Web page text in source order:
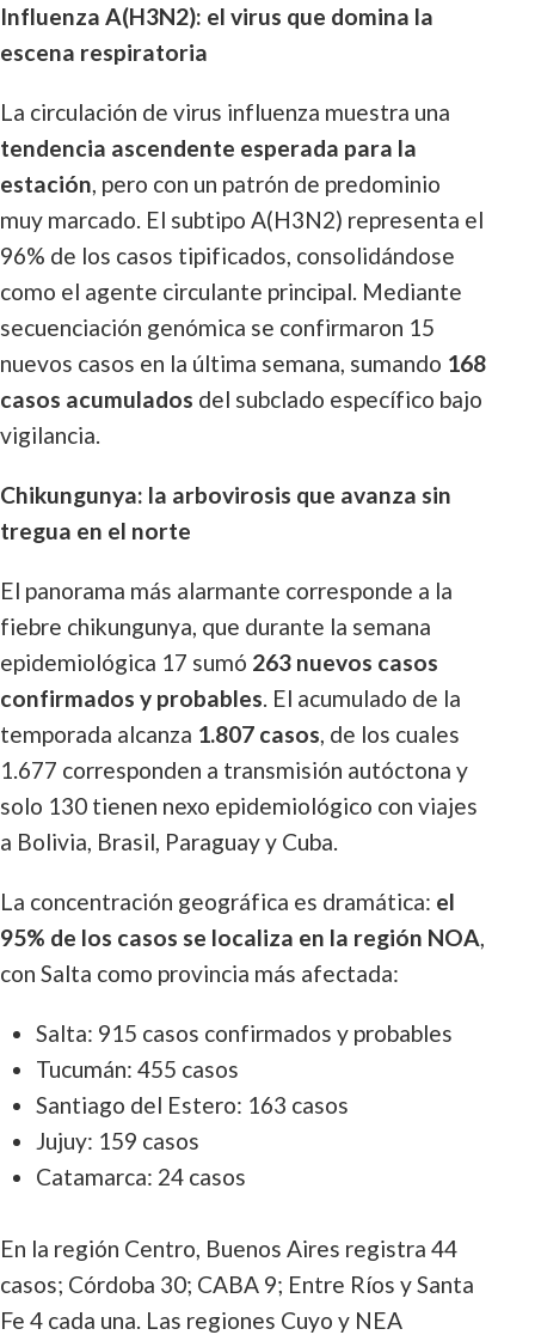
Influenza A(H3N2): el virus que domina la
escena respiratoria
La circulación de virus influenza muestra una
tendencia ascendente esperada para la
estación, pero con un patrón de predominio
muy marcado. El subtipo A(H3N2) representa el
96% de los casos tipificados, consolidándose
como el agente circulante principal. Mediante
secuenciación genómica se confirmaron 15
nuevos casos en la última semana, sumando 168
casos acumulados del subclado específico bajo
vigilancia.
Chikungunya: la arbovirosis que avanza sin
tregua en el norte
El panorama más alarmante corresponde a la
fiebre chikungunya, que durante la semana
epidemiológica 17 sumó 263 nuevos casos
confirmados y probables. El acumulado de la
temporada alcanza 1.807 casos, de los cuales
1.677 corresponden a transmisión autóctona y
solo 130 tienen nexo epidemiológico con viajes
a Bolivia, Brasil, Paraguay y Cuba.
La concentración geográfica es dramática: el
95% de los casos se localiza en la región NOA,
con Salta como provincia más afectada:
Salta: 915 casos confirmados y probables
Tucumán: 455 casos
Santiago del Estero: 163 casos
Jujuy: 159 casos
Catamarca: 24 casos
En la región Centro, Buenos Aires registra 44
casos; Córdoba 30; CABA 9; Entre Ríos y Santa
Fe 4 cada una. Las regiones Cuyo y NEA